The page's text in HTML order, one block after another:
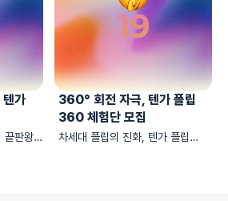
텐가
끝판왕,
360° 회전 자극, 텐가 플립
360 체험단 모집
차세대 플립의 진화, 텐가 플립